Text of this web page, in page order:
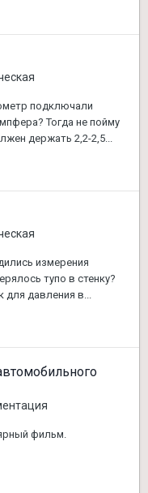
подключали
Тогда не пойму
держать 2,2-2,5...
измерения
тупо в стенку?
для давления в...
фильм.